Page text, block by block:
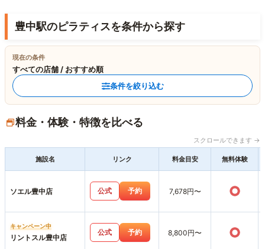
豊中駅のピラティスを条件から探す
現在の条件
すべての店舗 / おすすめ順
条件を絞り込む
料金・体験・特徴を比べる
スクロールできます →
施設名 リンク 料金目安 無料体験
ソエル豊中店 公式 予約 7,678円〜 ○
キャンペーン中
リントスル豊中店
公式 予約 8,800円〜 ○